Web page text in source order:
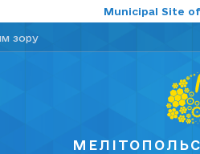
Municipal Site
зору